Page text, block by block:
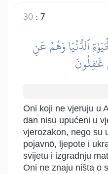
7
:
30
ٱلدُّنۡيَا وَهُمۡ عَنِ
غَٰفِلُونَ
Oni koji ne vjeruju u
dan nisu upućeni u
vjerozakon, nego su
pojavnō, ljepote i
svijetu i izgradnju
Oni ne znaju ništa o